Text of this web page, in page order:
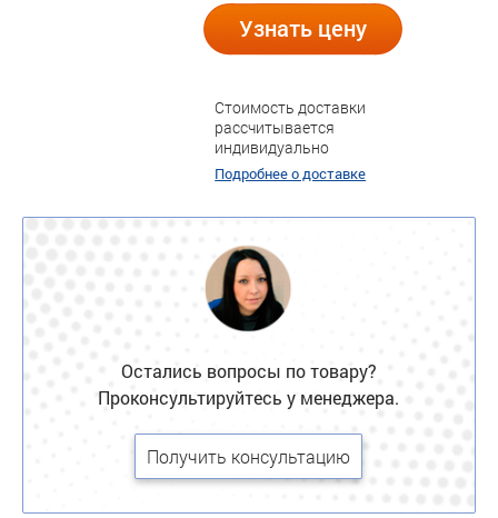
Узнать цену
Стоимость доставки
рассчитывается
индивидуально
Подробнее о доставке
Остались вопросы по товару?
Проконсультируйтесь у менеджера.
Получить консультацию